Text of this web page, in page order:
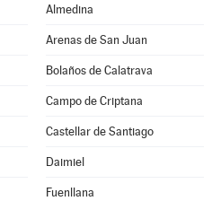
Almedina
Arenas de San Juan
Bolaños de Calatrava
Campo de Criptana
Castellar de Santiago
Daimiel
Fuenllana